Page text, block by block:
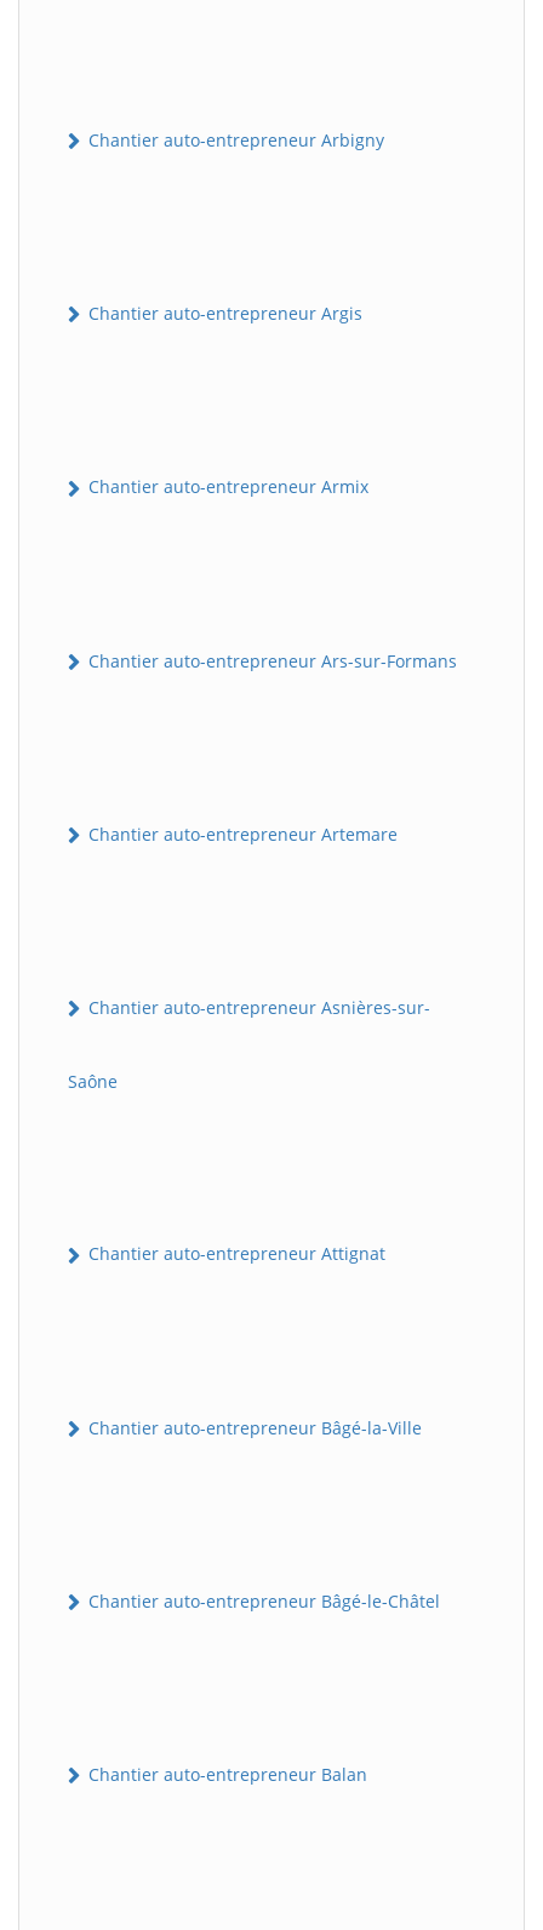
Chantier auto-entrepreneur Arbigny
Chantier auto-entrepreneur Argis
Chantier auto-entrepreneur Armix
Chantier auto-entrepreneur Ars-sur-Formans
Chantier auto-entrepreneur Artemare
Chantier auto-entrepreneur Asnières-sur-
Saône
Chantier auto-entrepreneur Attignat
Chantier auto-entrepreneur Bâgé-la-Ville
Chantier auto-entrepreneur Bâgé-le-Châtel
Chantier auto-entrepreneur Balan